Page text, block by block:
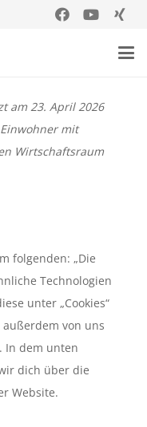
am 23. April 2026
mit
Wirtschaftsraum
folgenden: „Die
Technologien
unter „Cookies“
außerdem von uns
In dem unten
dich über die
Website.